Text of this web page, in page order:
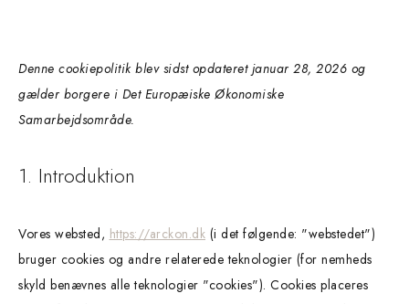
Denne cookiepolitik blev sidst opdateret januar 28, 2026 og
gælder borgere i Det Europæiske Økonomiske
Samarbejdsområde.
1. Introduktion
Vores websted, https://arckon.dk (i det følgende: "webstedet")
bruger cookies og andre relaterede teknologier (for nemheds
skyld benævnes alle teknologier "cookies"). Cookies placeres